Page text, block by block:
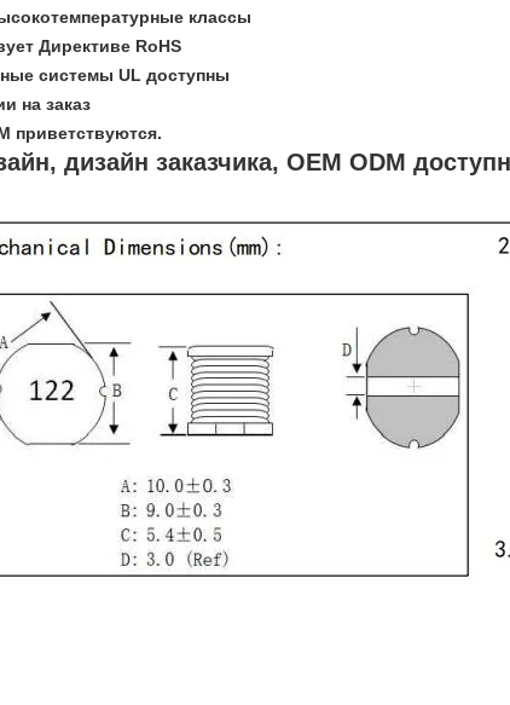
классы
Директиве RoHS
системы UL доступны
на заказ
приветствуются.
дизайн заказчика, OEM ODM